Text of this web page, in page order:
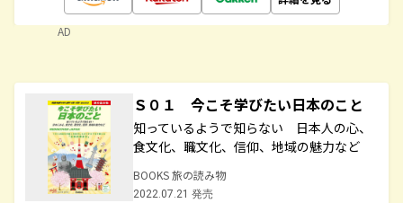
AD
Ｓ０１ 今こそ学びたい日本のこと
知っているようで知らない 日本人の心、
食文化、職文化、信仰、地域の魅力など
BOOKS 旅の読み物
2022.07.21 発売